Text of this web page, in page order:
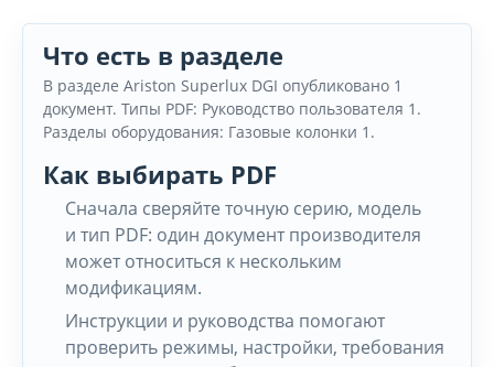
Что есть в разделе
В разделе Ariston Superlux DGI опубликовано 1
документ. Типы PDF: Руководство пользователя 1.
Разделы оборудования: Газовые колонки 1.
Как выбирать PDF
Сначала сверяйте точную серию, модель
и тип PDF: один документ производителя
может относиться к нескольким
модификациям.
Инструкции и руководства помогают
проверить режимы, настройки, требования